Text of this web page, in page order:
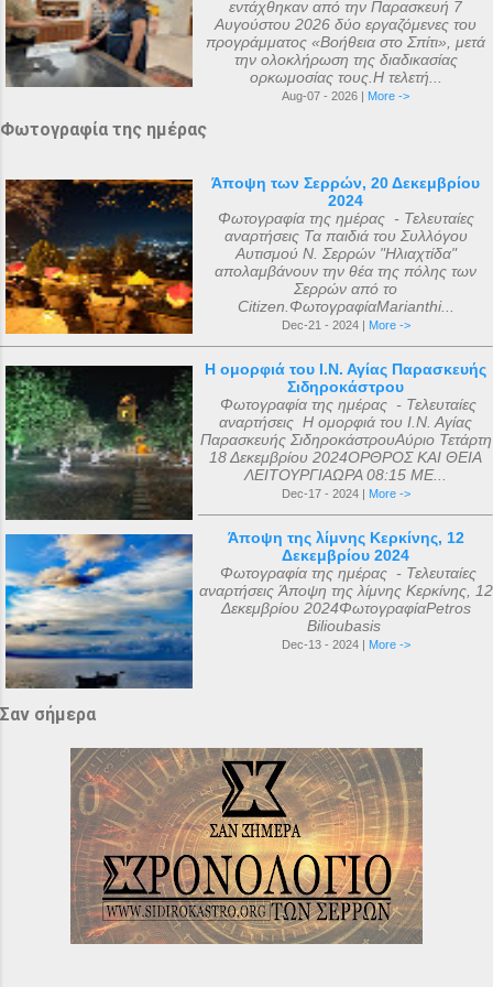
Αλεξανδρείας 318, και ο Ευστάθιος Α...
εντάχθηκαν από την Παρασκευή 7
Αυγούστου 2026 δύο εργαζόμενες του
προγράμματος «Βοήθεια στο Σπίτι», μετά
την ολοκλήρωση της διαδικασίας
ορκωμοσίας τους.Η τελετή...
Aug-07 - 2026 | More ->
Φωτογραφία της ημέρας
Άποψη των Σερρών, 20 Δεκεμβρίου
2024
Φωτογραφία της ημέρας - Τελευταίες
αναρτήσεις Τα παιδιά του Συλλόγου
Αυτισμού Ν. Σερρών "Ηλιαχτίδα"
απολαμβάνουν την θέα της πόλης των
Σερρών από το
Citizen.ΦωτογραφίαMarianthi...
Dec-21 - 2024 | More ->
Η ομορφιά του Ι.Ν. Αγίας Παρασκευής
Σιδηροκάστρου
Φωτογραφία της ημέρας - Τελευταίες
αναρτήσεις Η ομορφιά του Ι.Ν. Αγίας
Παρασκευής ΣιδηροκάστρουΑύριο Τετάρτη
18 Δεκεμβρίου 2024ΟΡΘΡΟΣ ΚΑΙ ΘΕΙΑ
ΛΕΙΤΟΥΡΓΙΑΩΡΑ 08:15 ΜΕ...
Dec-17 - 2024 | More ->
Άποψη της λίμνης Κερκίνης, 12
Δεκεμβρίου 2024
Φωτογραφία της ημέρας - Τελευταίες
αναρτήσεις Άποψη της λίμνης Κερκίνης, 12
Δεκεμβρίου 2024ΦωτογραφίαPetros
Bilioubasis
Dec-13 - 2024 | More ->
Σαν σήμερα